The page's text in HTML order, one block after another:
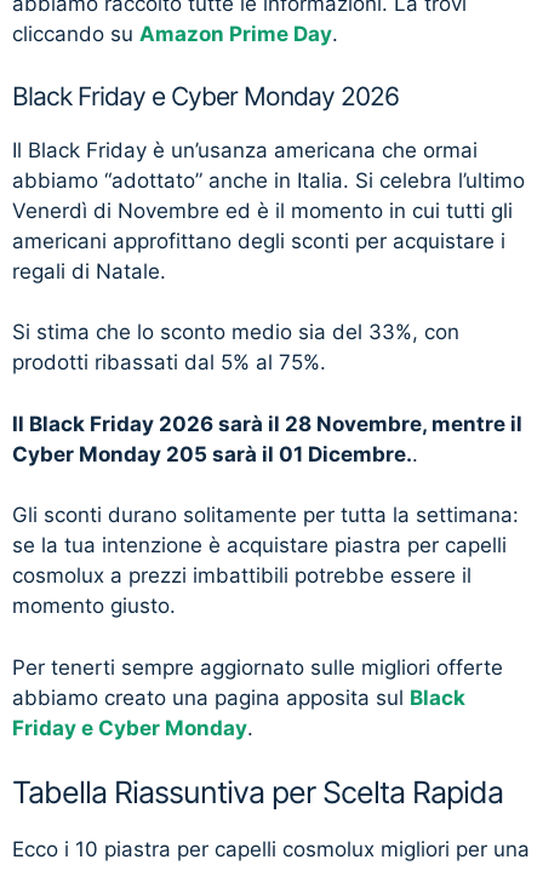
cliccando su Amazon Prime Day.
Black Friday e Cyber Monday 2026
Il Black Friday è un’usanza americana che ormai
abbiamo “adottato” anche in Italia. Si celebra l’ultimo
Venerdì di Novembre ed è il momento in cui tutti gli
americani approfittano degli sconti per acquistare i
regali di Natale.
Si stima che lo sconto medio sia del 33%, con
prodotti ribassati dal 5% al 75%.
Il Black Friday 2026 sarà il 28 Novembre, mentre il
Cyber Monday 205 sarà il 01 Dicembre..
Gli sconti durano solitamente per tutta la settimana:
se la tua intenzione è acquistare piastra per capelli
cosmolux a prezzi imbattibili potrebbe essere il
momento giusto.
Per tenerti sempre aggiornato sulle migliori offerte
abbiamo creato una pagina apposita sul Black
Friday e Cyber Monday.
Tabella Riassuntiva per Scelta Rapida
Ecco i 10 piastra per capelli cosmolux migliori per una